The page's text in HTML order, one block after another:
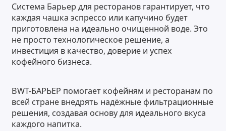
Система Барьер для ресторанов гарантирует, что
каждая чашка эспрессо или капучино будет
приготовлена на идеально очищенной воде. Это
не просто технологическое решение, а
инвестиция в качество, доверие и успех
кофейного бизнеса.
BWT-БАРЬЕР помогает кофейням и ресторанам по
всей стране внедрять надёжные фильтрационные
решения, создавая основу для идеального вкуса
каждого напитка.